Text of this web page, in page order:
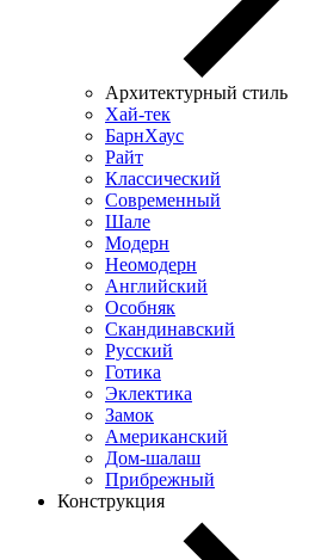
Архитектурный стиль
Хай-тек
БарнХаус
Райт
Классический
Современный
Шале
Модерн
Неомодерн
Английский
Особняк
Скандинавский
Русский
Готика
Эклектика
Замок
Американский
Дом-шалаш
Прибрежный
Конструкция